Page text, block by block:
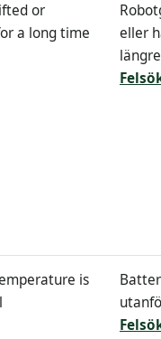
or
a long time
eller
is